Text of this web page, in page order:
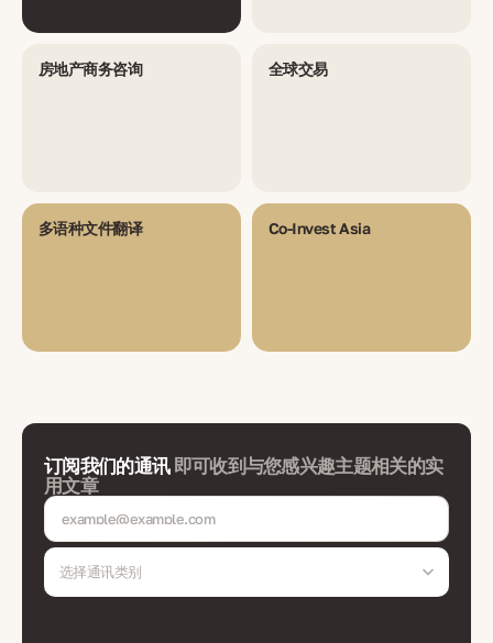
房地产商务咨询 全球交易
多语种文件翻译 Co-Invest Asia
订阅我们的通讯 即可收到与您感兴趣主题相关的实
用文章
选择通讯类别